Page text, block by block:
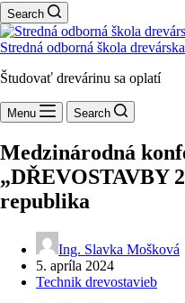
Search
Stredná odborná škola
Študovať drevárinu sa oplatí
Menu Search
Medzinárodná
„DŘEVOSTAVBY
republika
Ing. Slavka Mošková
5. apríla 2024
Technik drevostavieb